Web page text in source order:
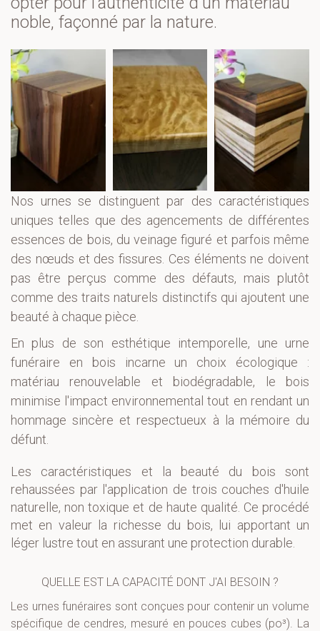
noble, façonné par la nature.
Nos urnes se distinguent par des caractéristiques
uniques telles que des agencements de différentes
essences de bois, du veinage figuré et parfois même
des nœuds et des fissures. Ces éléments ne doivent
pas être perçus comme des défauts, mais plutôt
comme des traits naturels distinctifs qui ajoutent une
beauté à chaque pièce.
En plus de son esthétique intemporelle, une urne
funéraire en bois incarne un choix écologique :
matériau renouvelable et biodégradable, le bois
minimise l'impact environnemental tout en rendant un
hommage sincère et respectueux à la mémoire du
défunt.
Les caractéristiques et la beauté du bois sont
rehaussées par l'application de trois couches d'huile
naturelle, non toxique et de haute qualité. Ce procédé
met en valeur la richesse du bois, lui apportant un
léger lustre tout en assurant une protection durable.
QUELLE EST LA CAPACITÉ DONT J'AI BESOIN ?
Les urnes funéraires sont conçues pour contenir un volume
spécifique de cendres, mesuré en pouces cubes (po³). La